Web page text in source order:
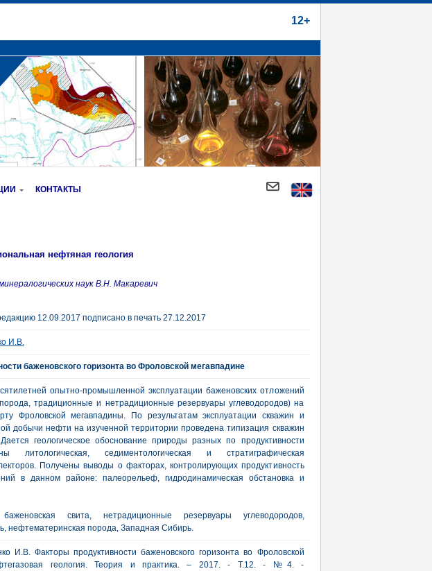
12+
КОНТАКТЫ
нефтяная геология
наук В.Н. Макаревич
12.09.2017 подписано в печать 27.12.2017
И.В.
баженовского горизонта во Фроловской мегавпадине
опытно-промышленной эксплуатации баженовских отложений
традиционные и нетрадиционные резервуары углеводородов) на
Фроловской мегавпадины. По результатам эксплуатации скважин и
добычи нефти на изученной территории проведена типизация скважин
геологическое обоснование природы разных по продуктивности
литологическая, седиментологическая и стратиграфическая
Получены выводы о факторах, контролирующих продуктивность
в данном районе: палеорельеф, гидродинамическая обстановка и
свита, нетрадиционные резервуары углеводородов,
нефтематеринская порода, Западная Сибирь.
И.В. Факторы продуктивности баженовского горизонта во Фроловской
геология. Теория и практика. – 2017. - Т.12. - №4. -